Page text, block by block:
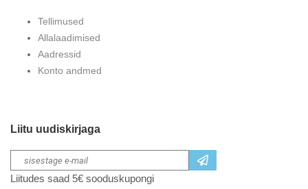
Tellimused
Allalaadimised
Aadressid
Konto andmed
Liitu uudiskirjaga
Liitudes saad 5€ sooduskupongi